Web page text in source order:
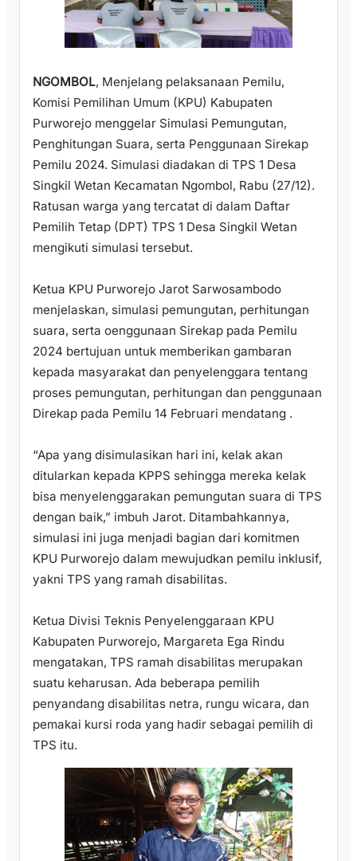
NGOMBOL, Menjelang pelaksanaan Pemilu,
Komisi Pemilihan Umum (KPU) Kabupaten
Purworejo menggelar Simulasi Pemungutan,
Penghitungan Suara, serta Penggunaan Sirekap
Pemilu 2024. Simulasi diadakan di TPS 1 Desa
Singkil Wetan Kecamatan Ngombol, Rabu (27/12).
Ratusan warga yang tercatat di dalam Daftar
Pemilih Tetap (DPT) TPS 1 Desa Singkil Wetan
mengikuti simulasi tersebut.
Ketua KPU Purworejo Jarot Sarwosambodo
menjelaskan, simulasi pemungutan, perhitungan
suara, serta oenggunaan Sirekap pada Pemilu
2024 bertujuan untuk memberikan gambaran
kepada masyarakat dan penyelenggara tentang
proses pemungutan, perhitungan dan penggunaan
Direkap pada Pemilu 14 Februari mendatang .
“Apa yang disimulasikan hari ini, kelak akan
ditularkan kepada KPPS sehingga mereka kelak
bisa menyelenggarakan pemungutan suara di TPS
dengan baik,” imbuh Jarot. Ditambahkannya,
simulasi ini juga menjadi bagian dari komitmen
KPU Purworejo dalam mewujudkan pemilu inklusif,
yakni TPS yang ramah disabilitas.
Ketua Divisi Teknis Penyelenggaraan KPU
Kabupaten Purworejo, Margareta Ega Rindu
mengatakan, TPS ramah disabilitas merupakan
suatu keharusan. Ada beberapa pemilih
penyandang disabilitas netra, rungu wicara, dan
pemakai kursi roda yang hadir sebagai pemilih di
TPS itu.